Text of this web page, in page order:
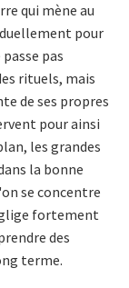
qui mène au
pour
pas
rituels, mais
de ses propres
pour ainsi
les grandes
la bonne
se concentre
fortement
des
terme.